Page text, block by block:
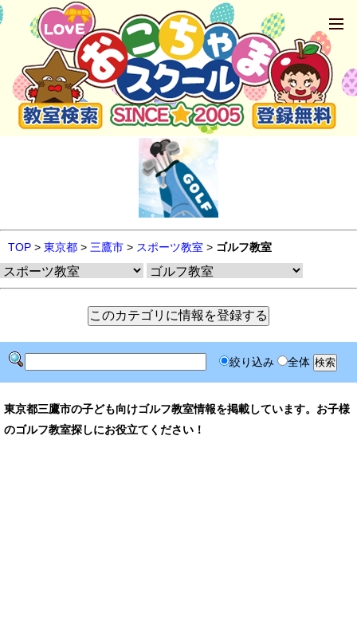
TOP > 東京都 > 三鷹市 > スポーツ教室 > ゴルフ教室
絞り込み 全体
東京都三鷹市の子ども向けゴルフ教室情報を掲載しています。お子様
のゴルフ教室探しにお役立てください！